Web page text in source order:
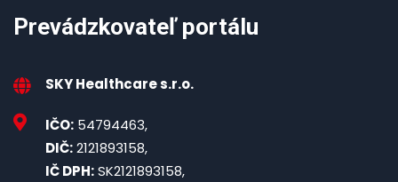
Prevádzkovateľ portálu
SKY Healthcare s.r.o.
IČO: 54794463,
DIČ:2121893158,
IČ DPH:SK2121893158,